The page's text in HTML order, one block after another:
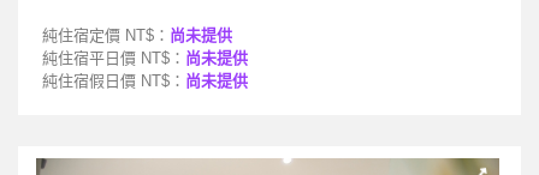
純住宿定價 NT$： 尚未提供
純住宿平日價 NT$： 尚未提供
純住宿假日價 NT$： 尚未提供